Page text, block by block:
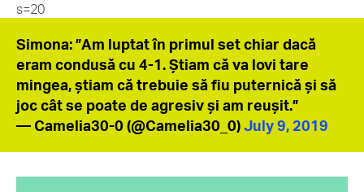
s=20
Simona: ”Am luptat în primul set chiar dacă
eram condusă cu 4-1. Știam că va lovi tare
mingea, știam că trebuie să fiu puternică și să
joc cât se poate de agresiv și am reușit.”
— Camelia30-0 (@Camelia30_0)July 9, 2019